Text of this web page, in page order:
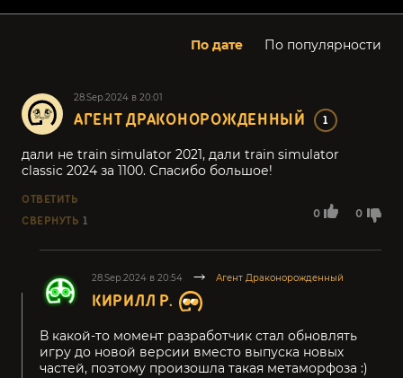
По дате По популярности
28.Sep.2024 в 20:01
АГЕНТ ДРАКОНОРОЖДЕННЫЙ 1
0 0
дали не train simulator 2021, дали train simulator
classic 2024 за 1100. Спасибо большое!
ОТВЕТИТЬ
СВЕРНУТЬ 1
28.Sep.2024 в 20:54 Агент Драконорожденный
КИРИЛЛ Р.
В какой-то момент разработчик стал обновлять
игру до новой версии вместо выпуска новых
частей, поэтому произошла такая метаморфоза :)